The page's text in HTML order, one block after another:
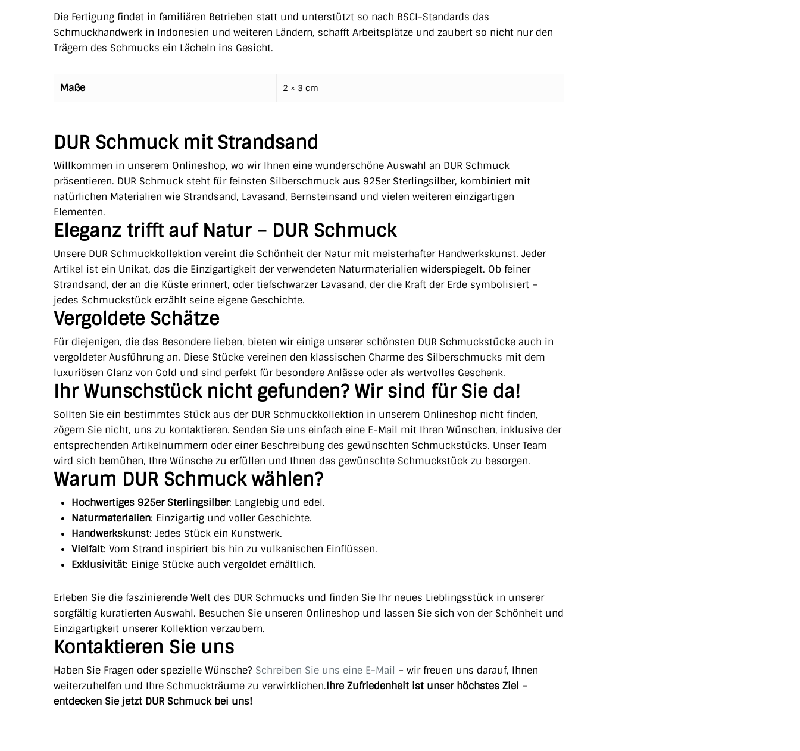
Die Fertigung findet in familiären Betrieben statt und unterstützt so nach BSCI-Standards das
Schmuckhandwerk in Indonesien und weiteren Ländern, schafft Arbeitsplätze und zaubert so nicht nur den
Trägern des Schmucks ein Lächeln ins Gesicht.
Maße 2 × 3 cm
DUR Schmuck mit Strandsand
Willkommen in unserem Onlineshop, wo wir Ihnen eine wunderschöne Auswahl an DUR Schmuck
präsentieren. DUR Schmuck steht für feinsten Silberschmuck aus 925er Sterlingsilber, kombiniert mit
natürlichen Materialien wie Strandsand, Lavasand, Bernsteinsand und vielen weiteren einzigartigen
Elementen.
Eleganz trifft auf Natur – DUR Schmuck
Unsere DUR Schmuckkollektion vereint die Schönheit der Natur mit meisterhafter Handwerkskunst. Jeder
Artikel ist ein Unikat, das die Einzigartigkeit der verwendeten Naturmaterialien widerspiegelt. Ob feiner
Strandsand, der an die Küste erinnert, oder tiefschwarzer Lavasand, der die Kraft der Erde symbolisiert –
jedes Schmuckstück erzählt seine eigene Geschichte.
Vergoldete Schätze
Für diejenigen, die das Besondere lieben, bieten wir einige unserer schönsten DUR Schmuckstücke auch in
vergoldeter Ausführung an. Diese Stücke vereinen den klassischen Charme des Silberschmucks mit dem
luxuriösen Glanz von Gold und sind perfekt für besondere Anlässe oder als wertvolles Geschenk.
Ihr Wunschstück nicht gefunden? Wir sind für Sie da!
Sollten Sie ein bestimmtes Stück aus der DUR Schmuckkollektion in unserem Onlineshop nicht finden,
zögern Sie nicht, uns zu kontaktieren. Senden Sie uns einfach eine E-Mail mit Ihren Wünschen, inklusive der
entsprechenden Artikelnummern oder einer Beschreibung des gewünschten Schmuckstücks. Unser Team
wird sich bemühen, Ihre Wünsche zu erfüllen und Ihnen das gewünschte Schmuckstück zu besorgen.
Warum DUR Schmuck wählen?
Hochwertiges 925er Sterlingsilber: Langlebig und edel.
Naturmaterialien: Einzigartig und voller Geschichte.
Handwerkskunst: Jedes Stück ein Kunstwerk.
Vielfalt: Vom Strand inspiriert bis hin zu vulkanischen Einflüssen.
Exklusivität: Einige Stücke auch vergoldet erhältlich.
Erleben Sie die faszinierende Welt des DUR Schmucks und finden Sie Ihr neues Lieblingsstück in unserer
sorgfältig kuratierten Auswahl. Besuchen Sie unseren Onlineshop und lassen Sie sich von der Schönheit und
Einzigartigkeit unserer Kollektion verzaubern.
Kontaktieren Sie uns
Haben Sie Fragen oder spezielle Wünsche? Schreiben Sie uns eine E-Mail – wir freuen uns darauf, Ihnen
weiterzuhelfen und Ihre Schmuckträume zu verwirklichen.Ihre Zufriedenheit ist unser höchstes Ziel –
entdecken Sie jetzt DUR Schmuck bei uns!